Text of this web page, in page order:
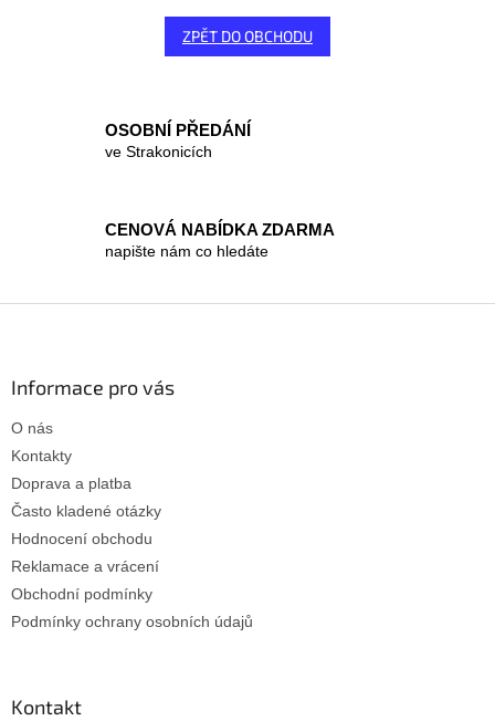
ZPĚT DO OBCHODU
OSOBNÍ PŘEDÁNÍ
ve Strakonicích
CENOVÁ NABÍDKA ZDARMA
napište nám co hledáte
Informace pro vás
O nás
Kontakty
Doprava a platba
Často kladené otázky
Hodnocení obchodu
Reklamace a vrácení
Obchodní podmínky
Podmínky ochrany osobních údajů
Kontakt